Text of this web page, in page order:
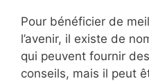
Pour bénéficier de
l’avenir, il existe de
qui peuvent fournir
conseils, mais il peut